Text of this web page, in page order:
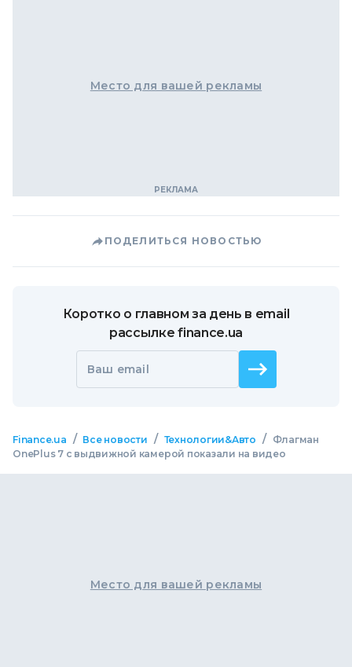
Место для вашей рекламы
ПОДЕЛИТЬСЯ НОВОСТЬЮ
Коротко о главном за день в email
рассылке finance.ua
Ваш email
Finance.ua / Все новости / Технологии&Авто /
Флагман
OnePlus 7 с выдвижной камерой показали на видео
Место для вашей рекламы